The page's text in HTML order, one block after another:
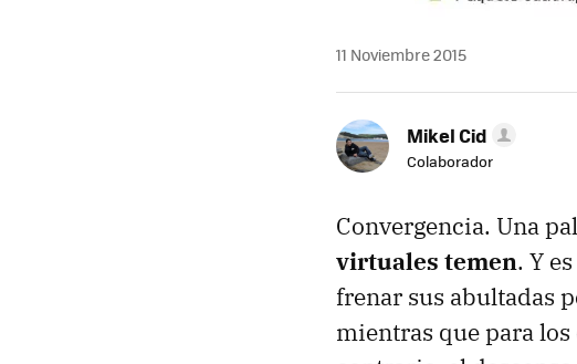
11 Noviembre 2015
Mikel Cid
Colaborador
Convergencia. Una
virtuales temen. Y
frenar sus abultadas
mientras que para